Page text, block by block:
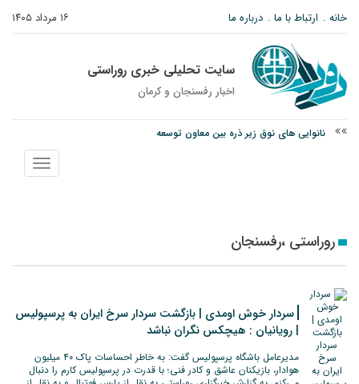
۱۶ مرداد ۱۴۰۵ خانه ارتباط با ما درباره ما
سایت تحلیلی خبری روراستی
اخبار رفسنجان و كرمان
نانوایی های نوق زیر ذره بین معاون توسعه
نمایش
منو
روراستی ،رفسنجان
سردار خوش اومدی | بازگشت سردار سرخ ایران به پرسپولیس
| رویانیان : هیچکس نگران نباشد
مدیرعامل باشگاه پرسپولیس گفت: به خاطر احساسات پاک ۴۰ میلیون
هوادار، بازیکنان عاشق و کادر فنی؛ با قدرت در پرسپولیس کارم را دنبال